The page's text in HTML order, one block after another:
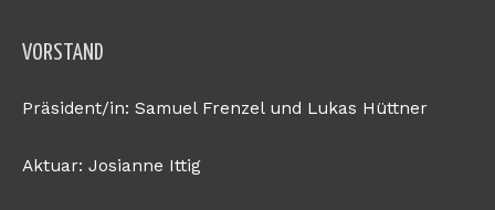
VORSTAND
Präsident/in: Samuel Frenzel und Lukas Hüttner
Aktuar: Josianne Ittig